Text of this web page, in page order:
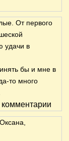
От первого
удачи в
бы и мне в
то много
комментарии